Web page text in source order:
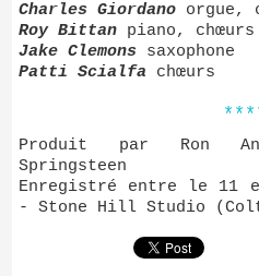
Charles Giordano orgue,
Roy Bittan piano, chœurs
Jake Clemons saxophone
Patti Scialfa chœurs
Produit par Ron Aniello, avec Bruce
Springsteen
Enregistré entre le 11
- Stone Hill Studio